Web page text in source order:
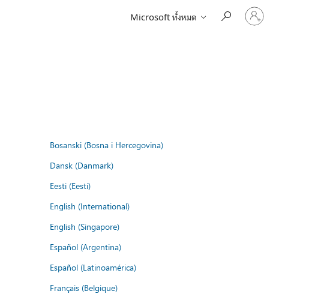
Microsoft ทั้งหมด
ลงชื่อ
เข้า
Bosanski (Bosna i Hercegovina)
Dansk (Danmark)
Eesti (Eesti)
English (International)
English (Singapore)
Español (Argentina)
Español (Latinoamérica)
Français (Belgique)